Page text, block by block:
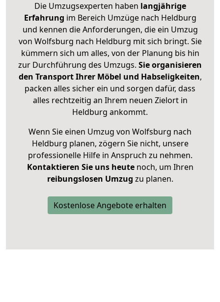
Die Umzugsexperten haben langjährige
Erfahrung im Bereich Umzüge nach Heldburg
und kennen die Anforderungen, die ein Umzug
von Wolfsburg nach Heldburg mit sich bringt. Sie
kümmern sich um alles, von der Planung bis hin
zur Durchführung des Umzugs. Sie organisieren
den Transport Ihrer Möbel und Habseligkeiten,
packen alles sicher ein und sorgen dafür, dass
alles rechtzeitig an Ihrem neuen Zielort in
Heldburg ankommt.
Wenn Sie einen Umzug von Wolfsburg nach
Heldburg planen, zögern Sie nicht, unsere
professionelle Hilfe in Anspruch zu nehmen.
Kontaktieren Sie uns heutenoch, um Ihren
reibungslosen Umzug zu planen.
Kostenlose Angebote erhalten